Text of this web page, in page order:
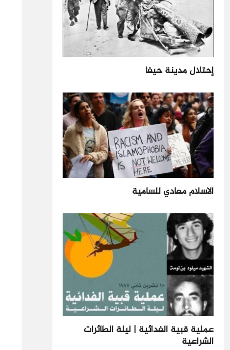
إحتلال مدينة حيفا
الاسلام معادي للسامية
عملية قبية الفدائية | ليلة الطائرات
الشراعية